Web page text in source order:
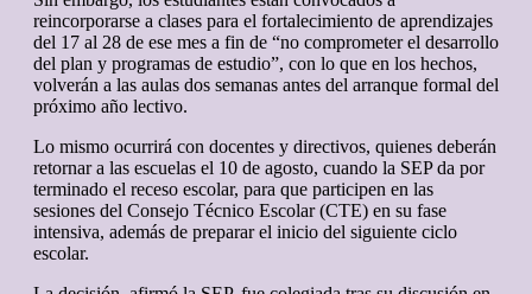
reincorporarse a clases para el fortalecimiento de aprendizajes
del 17 al 28 de ese mes a fin de “no comprometer el desarrollo
del plan y programas de estudio”, con lo que en los hechos,
volverán a las aulas dos semanas antes del arranque formal del
próximo año lectivo.
Lo mismo ocurrirá con docentes y directivos, quienes deberán
retornar a las escuelas el 10 de agosto, cuando la SEP da por
terminado el receso escolar, para que participen en las
sesiones del Consejo Técnico Escolar (CTE) en su fase
intensiva, además de preparar el inicio del siguiente ciclo
escolar.